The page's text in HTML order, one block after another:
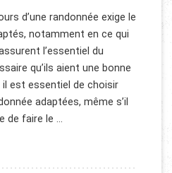
d’une randonnée exige le
notamment en ce qui
l’essentiel du
qu’ils aient une bonne
est essentiel de choisir
adaptées, même s’il
de faire le …
: QUELS SONT LES CRITÈRES D’UNE